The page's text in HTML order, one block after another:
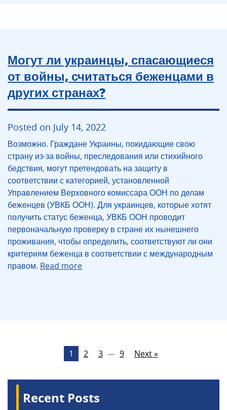
Могут ли украинцы, спасающиеся
от войны, считаться беженцами в
других странах?
Posted on July 14, 2022
Возможно. Граждане Украины, покидающие свою
страну из-за войны, преследования или стихийного
бедствия, могут претендовать на защиту в
соответствии с категорией, установленной
Управлением Верховного комиссара ООН по делам
беженцев (УВКБ ООН). Для украинцев, которые хотят
получить статус беженца, УВКБ ООН проводит
первоначальную проверку в стране их нынешнего
проживания, чтобы определить, соответствуют ли они
критериям беженца в соответствии с международным
правом. Read more
1 2 3 … 9 Next »
Recent Posts